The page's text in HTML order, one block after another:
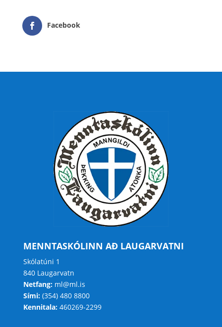
Facebook
MENNTASKÓLINN AÐ LAUGARVATNI
Skólatúni 1
840 Laugarvatn
Netfang:ml@ml.is
Sími:(354) 480 8800
Kennitala:460269-2299